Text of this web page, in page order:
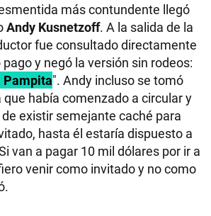
más contundente llegó
Andy Kusnetzoff. A la salida de la
fue consultado directamente
y negó la versión sin rodeos:
Pampita". Andy incluso se tomó
había comenzado a circular y
existir semejante caché para
hasta él estaría dispuesto a
van a pagar 10 mil dólares por ir a
venir como invitado y no como